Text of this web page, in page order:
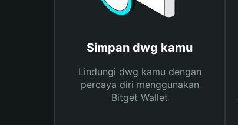
Simpan dwg kamu
Lindungi dwg kamu dengan
percaya diri menggunakan
Bitget Wallet